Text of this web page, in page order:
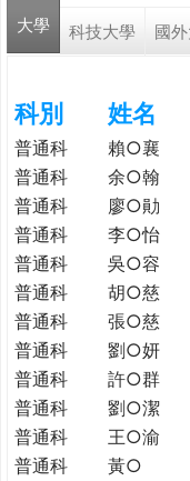
r
h
e
r
e
大學 科技大學 國
科別 姓名
普通科 賴○襄
普通科
余○翰
普通科
廖○勛
普通科
李○怡
普通科
吳○容
普通科
胡○慈
普通科
張○慈
普通科
劉○妍
普通科
許○群
普通科
劉○潔
普通科
王○渝
普通科
黃○